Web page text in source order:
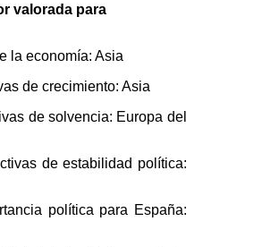
valorada para
economía: Asia
crecimiento: Asia
solvencia: Europa del
de estabilidad política:
política para España: